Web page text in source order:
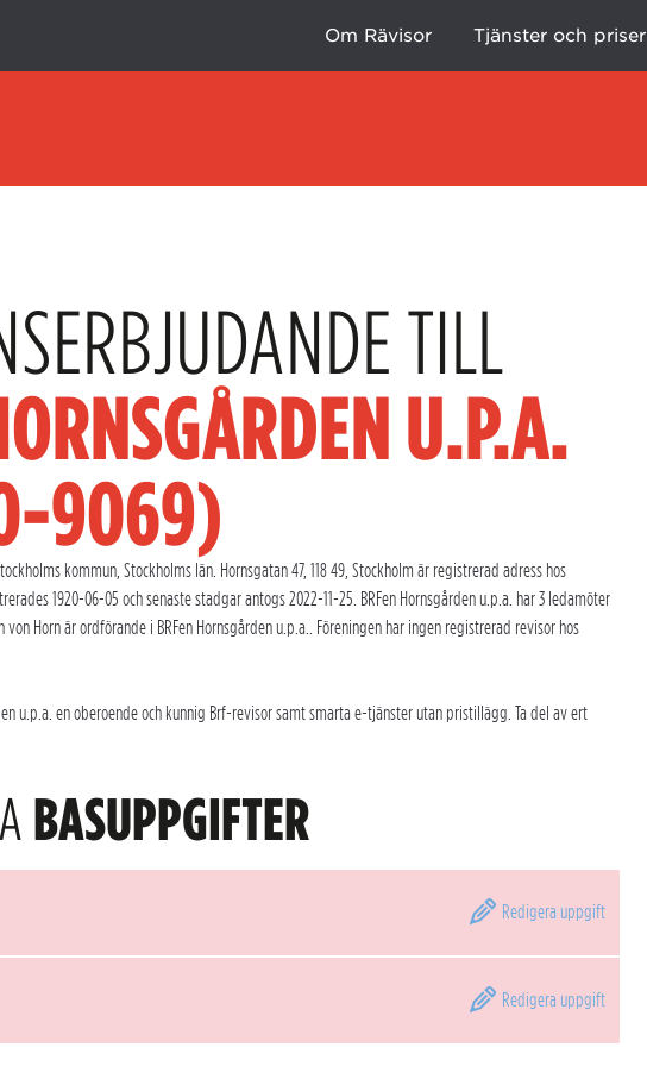
Om Rävisor Tjänster och priser
TILL
U.P.A.
9069)
kommun, Stockholms län. Hornsgatan 47, 118 49, Stockholm är registrerad adress hos
1920-06-05 och senaste stadgar antogs 2022-11-25. BRFen Hornsgården u.p.a. har 3 ledamöter
Horn är ordförande i BRFen Hornsgården u.p.a.. Föreningen har ingen registrerad revisor hos
u.p.a. en oberoende och kunnig Brf-revisor samt smarta e-tjänster utan pristillägg. Ta del av ert
BASUPPGIFTER
Redigera uppgift
Redigera uppgift